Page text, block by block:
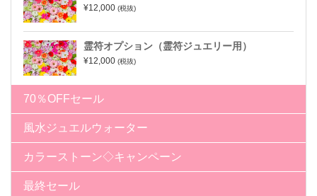
¥12,000 (税抜)
霊符オプション（霊符ジュエリー用）
¥12,000 (税抜)
70％OFFセール
風水ジュエルウォーター
カラーストーン◇キャンペーン
最終セール